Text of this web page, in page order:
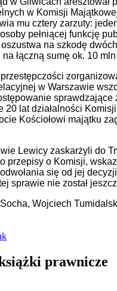
w Komisji
mu cztery zarzuty:
pełniącej funkcję
oszustwa na szkodę
łączną sumę ok. 10 mln
w Warszawie
sprawdzające
20 lat działalności
Kościołowi majątku
Lewicy zaskarżyli do
przepisy o Komisji,
się od jej
sprawie nie został
Wojciech
prawnicze